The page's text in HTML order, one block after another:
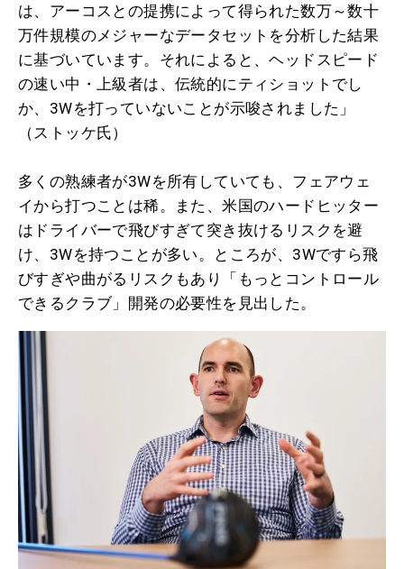
は、アーコスとの提携によって得られた数万～数十
万件規模のメジャーなデータセットを分析した結果
に基づいています。それによると、ヘッドスピード
の速い中・上級者は、伝統的にティショットでし
か、3Wを打っていないことが示唆されました」
（ストッケ氏）
多くの熟練者が3Wを所有していても、フェアウェ
イから打つことは稀。また、米国のハードヒッター
はドライバーで飛びすぎて突き抜けるリスクを避
け、3Wを持つことが多い。ところが、3Wですら飛
びすぎや曲がるリスクもあり「もっとコントロール
できるクラブ」開発の必要性を見出した。